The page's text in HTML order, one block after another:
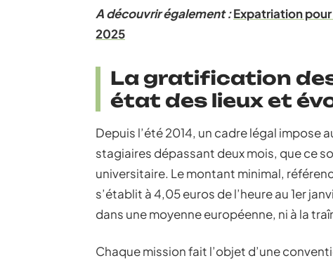
A découvrir également :Expatriation
2025
La gratification
état des lieux et
Depuis l’été 2014, un cadre légal impose
stagiaires dépassant deux mois, que ce
universitaire. Le montant minimal,
s’établit à 4,05 euros de l’heure au 1er
dans une moyenne européenne, ni à la
Chaque mission fait l’objet d’une